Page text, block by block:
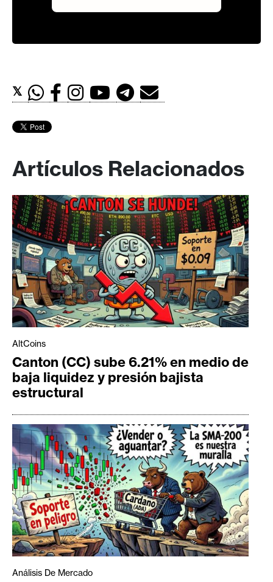
𝕏
Artículos Relacionados
AltCoins
Canton (CC) sube 6.21% en medio de
baja liquidez y presión bajista
estructural
Análisis De Mercado